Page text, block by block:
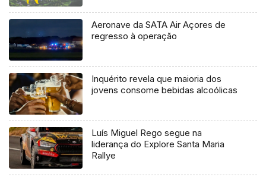
Aeronave da SATA Air Açores de
regresso à operação
Inquérito revela que maioria dos
jovens consome bebidas alcoólicas
Luís Miguel Rego segue na
liderança do Explore Santa Maria
Rallye